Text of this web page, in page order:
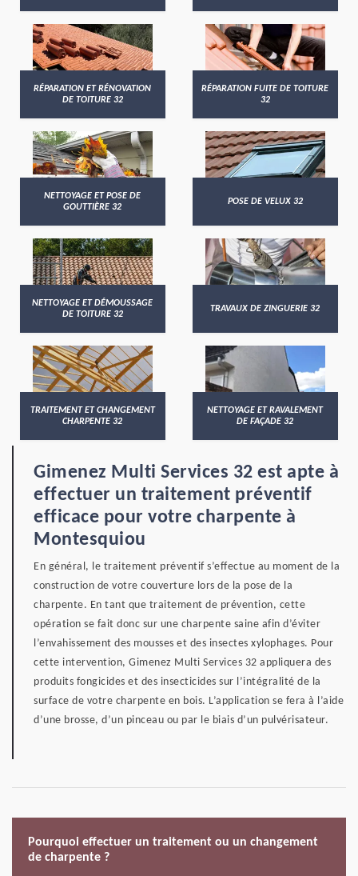
RÉPARATION ET RÉNOVATION
DE TOITURE 32
RÉPARATION FUITE DE TOITURE
32
NETTOYAGE ET POSE DE
GOUTTIÈRE 32
POSE DE VELUX 32
NETTOYAGE ET DÉMOUSSAGE
DE TOITURE 32
TRAVAUX DE ZINGUERIE 32
TRAITEMENT ET CHANGEMENT
CHARPENTE 32
NETTOYAGE ET RAVALEMENT
DE FAÇADE 32
Gimenez Multi Services 32 est apte à
effectuer un traitement préventif
efficace pour votre charpente à
Montesquiou
En général, le traitement préventif s’effectue au moment de la
construction de votre couverture lors de la pose de la
charpente. En tant que traitement de prévention, cette
opération se fait donc sur une charpente saine afin d’éviter
l’envahissement des mousses et des insectes xylophages. Pour
cette intervention, Gimenez Multi Services 32 appliquera des
produits fongicides et des insecticides sur l’intégralité de la
surface de votre charpente en bois. L’application se fera à l’aide
d’une brosse, d’un pinceau ou par le biais d’un pulvérisateur.
Pourquoi effectuer un traitement ou un changement
de charpente ?